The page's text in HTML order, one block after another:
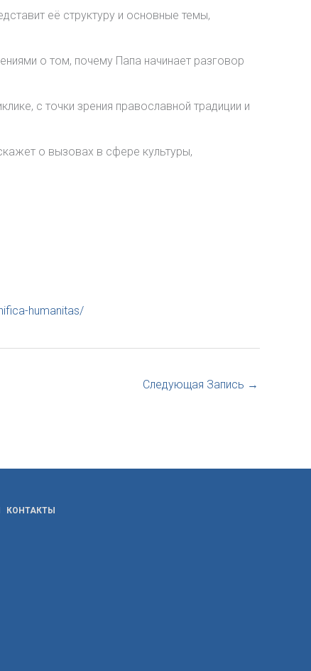
её структуру и основные темы,
о том, почему Папа начинает разговор
с точки зрения православной традиции и
о вызовах в сфере культуры,
humanitas/
Следующая Запись →
КОНТАКТЫ